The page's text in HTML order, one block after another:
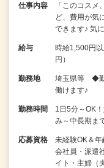
仕事内容
「このコス
ど、費用が気
できます♪ 気
給与
時給1,500円
円）
勤務地
埼玉県等 ◆勤
働けます♪
勤務時間
1日5分～OK
み～中長期ま
応募資格
未経験OK＆
会社員・派遣
イト・主婦（